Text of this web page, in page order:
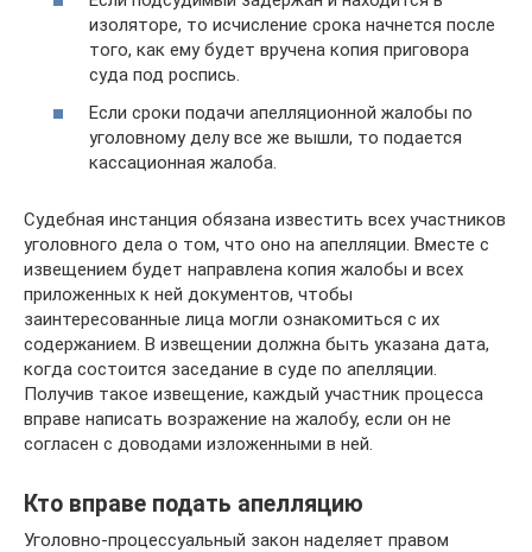
изоляторе, то исчисление срока начнется после
того, как ему будет вручена копия приговора
суда под роспись.
Если сроки подачи апелляционной жалобы по
уголовному делу все же вышли, то подается
кассационная жалоба.
Судебная инстанция обязана известить всех участников
уголовного дела о том, что оно на апелляции. Вместе с
извещением будет направлена копия жалобы и всех
приложенных к ней документов, чтобы
заинтересованные лица могли ознакомиться с их
содержанием. В извещении должна быть указана дата,
когда состоится заседание в суде по апелляции.
Получив такое извещение, каждый участник процесса
вправе написать возражение на жалобу, если он не
согласен с доводами изложенными в ней.
Кто вправе подать апелляцию
Уголовно-процессуальный закон наделяет правом